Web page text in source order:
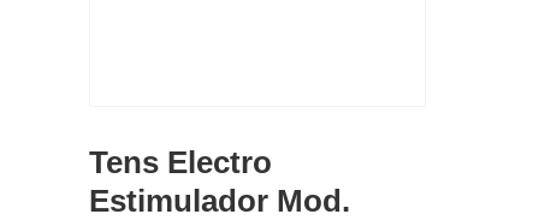
Tens Electro
Estimulador Mod.